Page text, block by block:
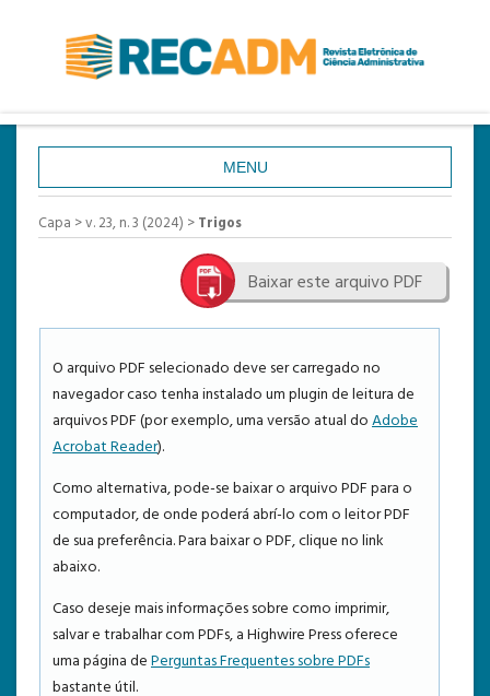
MENU
CAPA
SOBRE
CADASTRO
PESQUISA
ATUAL
ANTERIORES
ESTATÍSTICAS
TEMPLATE DE SUBMISSÃO
Capa >v. 23, n. 3 (2024) >Trigos
Baixar este arquivo PDF
O arquivo PDF selecionado deve ser carregado no
navegador caso tenha instalado um plugin de leitura de
arquivos PDF (por exemplo, uma versão atual doAdobe
Acrobat Reader).
Como alternativa, pode-se baixar o arquivo PDF para o
computador, de onde poderá abrí-lo com o leitor PDF
de sua preferência. Para baixar o PDF, clique no link
abaixo.
Caso deseje mais informações sobre como imprimir,
salvar e trabalhar com PDFs, a Highwire Press oferece
uma página dePerguntas Frequentes sobre PDFs
bastante útil.